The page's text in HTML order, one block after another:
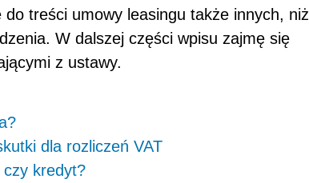
treści umowy leasingu także innych, niż
W dalszej części wpisu zajmę się
z ustawy.
dla rozliczeń VAT
kredyt?